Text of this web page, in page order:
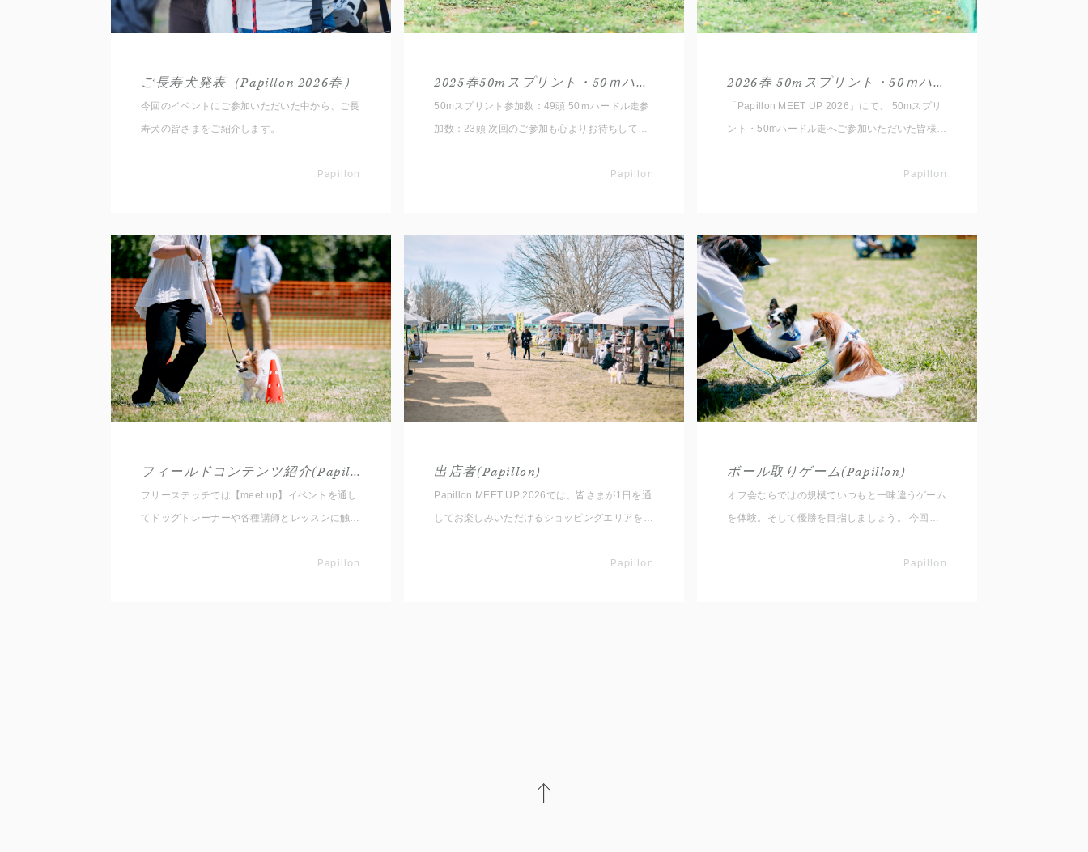
ご長寿犬発表（Papillon 2026春）
今回のイベントにご参加いただいた中から、ご長
寿犬の皆さまをご紹介します。
Papillon
2025春50mスプリント・50ｍハードル走結果発表(Papillon)
50mスプリント参加数：49頭 50ｍハードル走参
加数：23頭 次回のご参加も心よりお待ちしてお
Papillon
2026春 50mスプリント・50ｍハードル走結果発表(Papillon)
「Papillon MEET UP 2026」にて、 50mスプリ
ント・50mハードル走へご参加いただいた皆様、
いに走ってくれたワンちゃんたちのタイムを発表
てくださいね。 （30秒までのタイムを発表いた
します）
Papillon
フィールドコンテンツ紹介(Papillon)
フリーステッチでは【meet up】イベントを通し
てドッグトレーナーや各種講師とレッスンに触れ
Papillon
出店者(Papillon)
Papillon MEET UP 2026では、皆さまが1日を通
してお楽しみいただけるショッピングエリアをご
出店者をご紹介いたしますので事前にチェックし
Papillon
ボール取りゲーム(Papillon)
オフ会ならではの規模でいつもと一味違うゲーム
を体験。そして優勝を目指しましょう。 今回は
ボールバージョンを同じ犬種だけで楽しんでいき
Papillon